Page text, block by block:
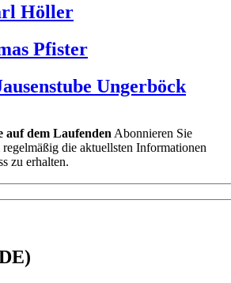
Höller
Pfister
Ungerböck
auf dem LaufendenAbonnieren Sie
die aktuellsten Informationen
zu erhalten.